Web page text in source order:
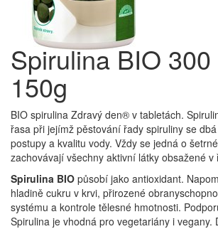
Spirulina BIO 300
150g
BIO spirulina Zdravý den® v tabletách.
řasa při jejímž pěstování řady spiruliny se
postupy a kvalitu vody. Vždy se jedná o
zachovávají všechny aktivní látky obsažené v
Spirulina BIO působí jako antioxidant.
hladině cukru v krvi, přirozené
systému a kontrole tělesné hmotnosti.
Spirulina je vhodná pro vegetariány i vegany.